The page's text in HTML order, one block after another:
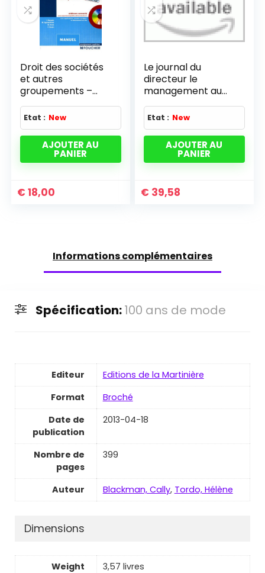
Droit des sociétés
et autres
groupements –
Droit de
l'entreprise en
difficulté: Manuel
Edition 2005-2006
Etat : New
AJOUTER AU
PANIER
€ 18,00
Le journal du
directeur le
management au
quotidien
Etat : New
AJOUTER AU
PANIER
€ 39,58
Informations complémentaires
Spécification:100 ans de mode
Editeur
Editions de la Martinière
Format
Broché
Date de
publication
2013-04-18
Nombre de
pages
399
Auteur Blackman, Cally, Tordo, Hélène
Dimensions
Weight
3,57 livres